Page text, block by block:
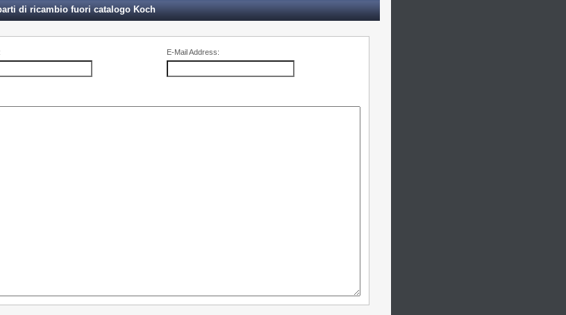
di ricambio fuori catalogo Koch
E-Mail Address: